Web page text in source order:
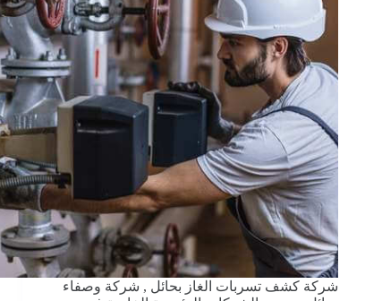
شركة كشف تسربات الغاز بحائل , شركة وصفاء